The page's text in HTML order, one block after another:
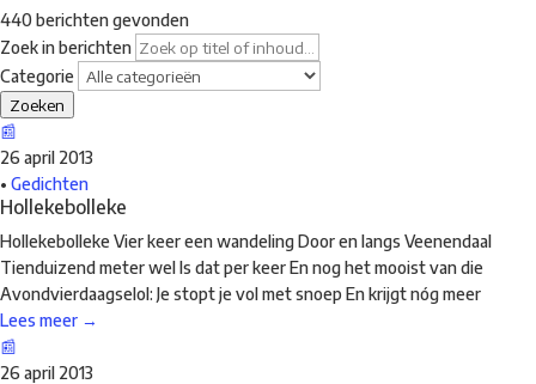
440 berichten gevonden
Zoek in berichten
Categorie
Zoeken
📰
26 april 2013
• Gedichten
Hollekebolleke
Hollekebolleke Vier keer een wandeling Door en langs Veenendaal
Tienduizend meter wel Is dat per keer En nog het mooist van die
Avondvierdaagselol: Je stopt je vol met snoep En krijgt nóg meer
Lees meer →
📰
26 april 2013